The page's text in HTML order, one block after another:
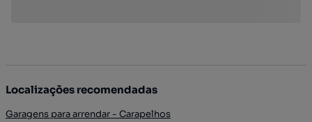
Localizações recomendadas
Garagens para arrendar - Carapelhos